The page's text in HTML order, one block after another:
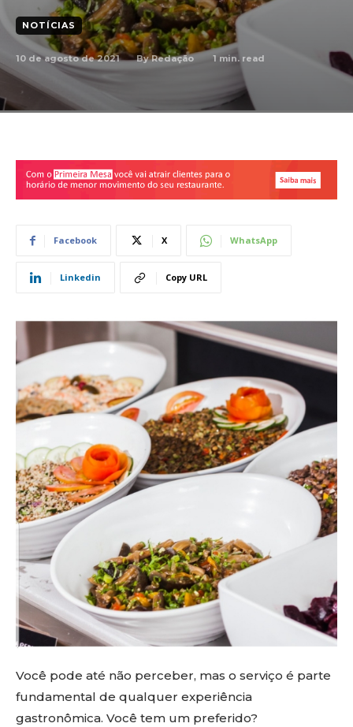
NOTÍCIAS
10 de agosto de 2021 By Redação 1 min. read
Facebook X WhatsApp
Linkedin Copy URL
Você pode até não perceber, mas o serviço é parte
fundamental de qualquer experiência
gastronômica. Você tem um preferido?